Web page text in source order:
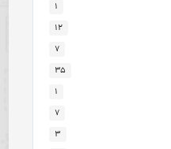
۱
۱۲
۷
۳۵
۱
۷
۳